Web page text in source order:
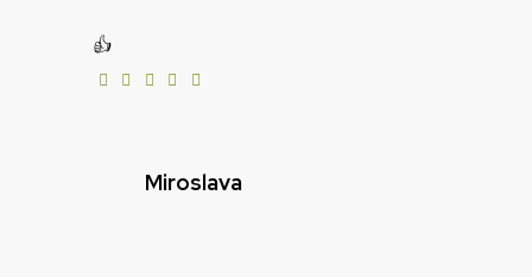
👍
Miroslava